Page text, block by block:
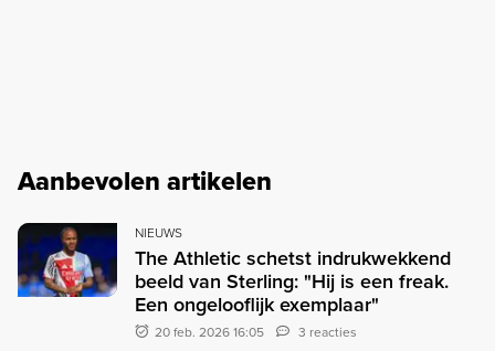
Aanbevolen artikelen
NIEUWS
The Athletic schetst indrukwekkend
beeld van Sterling: "Hij is een freak.
Een ongelooflijk exemplaar"
20 feb. 2026 16:05 3 reacties